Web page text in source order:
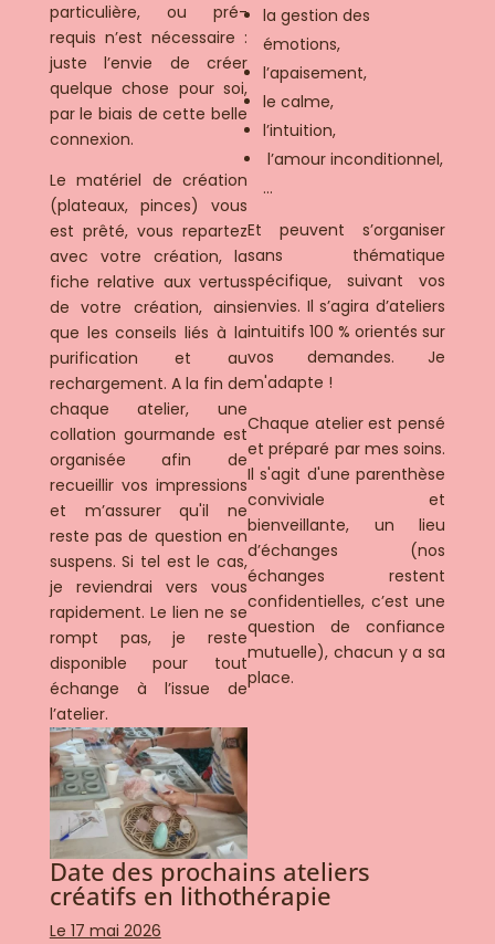
particulière, ou pré-
requis n’est nécessaire :
juste l’envie de créer
quelque chose pour soi,
par le biais de cette belle
connexion.
Le matériel de création
(plateaux, pinces) vous
est prêté, vous repartez
avec votre création, la
fiche relative aux vertus
de votre création, ainsi
que les conseils liés à la
purification et au
rechargement. A la fin de
chaque atelier, une
collation gourmande est
organisée afin de
recueillir vos impressions
et m’assurer qu'il ne
reste pas de question en
suspens. Si tel est le cas,
je reviendrai vers vous
rapidement. Le lien ne se
rompt pas, je reste
disponible pour tout
échange à l’issue de
l’atelier.
la gestion des
émotions,
l’apaisement,
le calme,
l’intuition,
l’amour inconditionnel,
…
Et peuvent s’organiser
sans thématique
spécifique, suivant vos
envies. Il s’agira d’ateliers
intuitifs 100 % orientés sur
vos demandes. Je
m'adapte !
Chaque atelier est pensé
et préparé par mes soins.
Il s'agit d'une parenthèse
conviviale et
bienveillante, un lieu
d’échanges (nos
échanges restent
confidentielles, c’est une
question de confiance
mutuelle), chacun y a sa
place.
Date des prochains ateliers
créatifs en lithothérapie
Le 17 mai 2026